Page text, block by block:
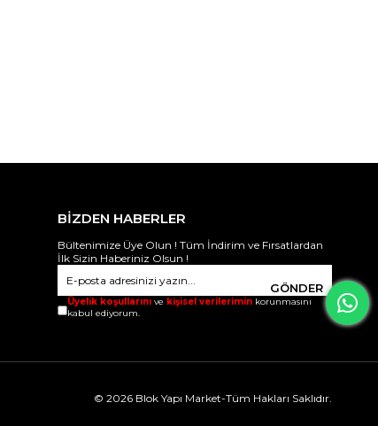
BİZDEN HABERLER
Bültenimize Üye Olun ! Tüm İndirim ve Fırsatlardan
İlk Sizin Haberiniz Olsun !
GÖNDER
Üyelik koşullarınıve kişisel verileriminkorunmasını
kabul ediyorum.
© 2026 Blok Yapı Market-Tüm Hakları Saklıdır.